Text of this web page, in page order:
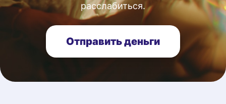
расслабиться.
Отправить деньги